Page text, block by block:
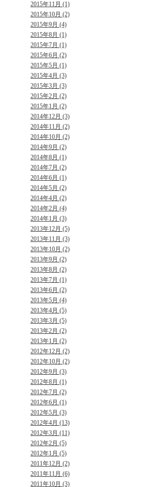
2015年11月 (1)
2015年10月 (2)
2015年9月 (4)
2015年8月 (1)
2015年7月 (1)
2015年6月 (2)
2015年5月 (1)
2015年4月 (3)
2015年3月 (3)
2015年2月 (2)
2015年1月 (2)
2014年12月 (3)
2014年11月 (2)
2014年10月 (2)
2014年9月 (2)
2014年8月 (1)
2014年7月 (2)
2014年6月 (1)
2014年5月 (2)
2014年4月 (2)
2014年2月 (4)
2014年1月 (3)
2013年12月 (5)
2013年11月 (3)
2013年10月 (2)
2013年9月 (2)
2013年8月 (2)
2013年7月 (1)
2013年6月 (2)
2013年5月 (4)
2013年4月 (5)
2013年3月 (5)
2013年2月 (2)
2013年1月 (2)
2012年12月 (2)
2012年10月 (2)
2012年9月 (3)
2012年8月 (1)
2012年7月 (2)
2012年6月 (1)
2012年5月 (3)
2012年4月 (13)
2012年3月 (11)
2012年2月 (5)
2012年1月 (5)
2011年12月 (2)
2011年11月 (6)
2011年10月 (3)